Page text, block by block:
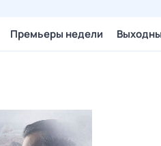
Премьеры недели